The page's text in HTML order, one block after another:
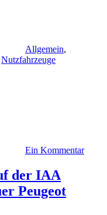
Allgemein,
Nutzfahrzeuge
Ein Kommentar
der IAA
Peugeot